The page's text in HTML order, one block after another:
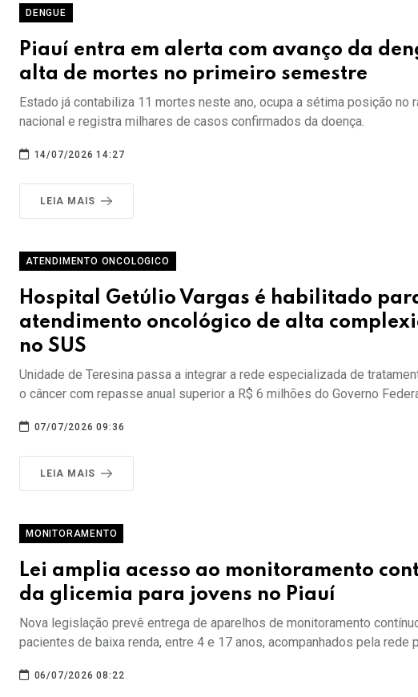
DENGUE
Piauí entra em alerta com avanço da
alta de mortes no primeiro semestre
Estado já contabiliza 11 mortes neste ano, ocupa a sétima posição no
nacional e registra milhares de casos confirmados da doença.
14/07/2026 14:27
LEIA MAIS
ATENDIMENTO ONCOLOGICO
Hospital Getúlio Vargas é habilitado
atendimento oncológico de alta
no SUS
Unidade de Teresina passa a integrar a rede especializada de
o câncer com repasse anual superior a R$ 6 milhões do Governo
07/07/2026 09:36
LEIA MAIS
MONITORAMENTO
Lei amplia acesso ao monitoramento
da glicemia para jovens no Piauí
Nova legislação prevê entrega de aparelhos de monitoramento
pacientes de baixa renda, entre 4 e 17 anos, acompanhados pela rede
06/07/2026 08:22